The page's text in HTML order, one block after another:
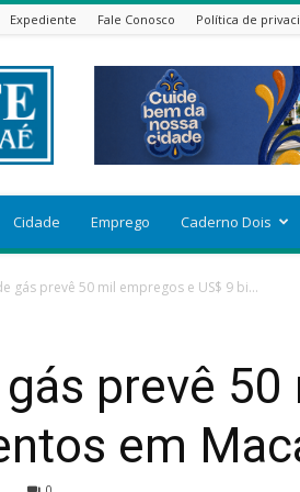
Expediente Fale Conosco Política de
Cidade Emprego Caderno Dois
gás prevê 50 mil empregos e US$ 9 bi...
prevê
em